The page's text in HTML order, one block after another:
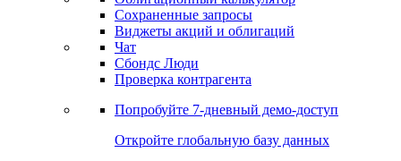
Сохраненные запросы
Виджеты акций и облигаций
Чат
Сбондс Люди
Проверка контрагента
Попробуйте 7-дневный демо-доступ
Откройте глобальную базу данных